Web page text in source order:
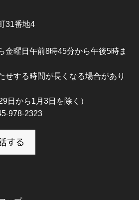
31番地4
金曜日午前8時45分から午後5時ま
せする時間が長くなる場合があり
日から1月3日を除く）
978-2323